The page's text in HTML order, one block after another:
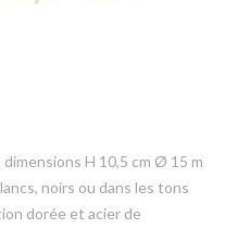
H 10,5 cm Ø 15 m
noirs ou dans les tons
dorée et acier de